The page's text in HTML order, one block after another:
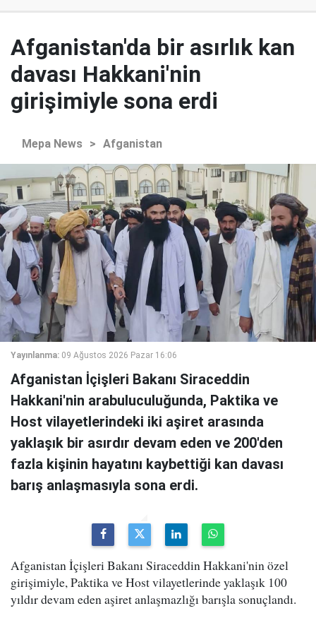
Afganistan'da bir asırlık kan
davası Hakkani'nin
girişimiyle sona erdi
Mepa News > Afganistan
Yayınlanma: 09 Ağustos 2026 Pazar 16:06
Afganistan İçişleri Bakanı Siraceddin
Hakkani'nin arabuluculuğunda, Paktika ve
Host vilayetlerindeki iki aşiret arasında
yaklaşık bir asırdır devam eden ve 200'den
fazla kişinin hayatını kaybettiği kan davası
barış anlaşmasıyla sona erdi.
Afganistan İçişleri Bakanı Siraceddin Hakkani'nin özel
girişimiyle, Paktika ve Host vilayetlerinde yaklaşık 100
yıldır devam eden aşiret anlaşmazlığı barışla sonuçlandı.